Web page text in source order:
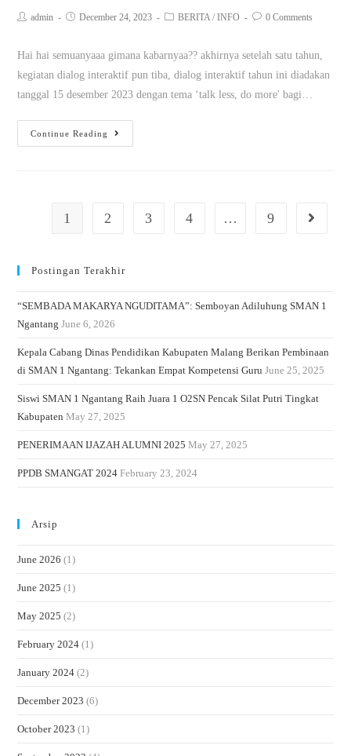
admin December 24, 2023 BERITA / INFO 0 Comments
Hai hai semuanyaaa gimana kabarnyaa?? akhirnya setelah satu tahun,
kegiatan dialog interaktif pun tiba, dialog interaktif tahun ini diadakan
tanggal 15 desember 2023 dengan tema ‘talk less, do more' bagi…
Continue Reading
1 2 3 4 … 9
Postingan Terakhir
“SEMBADA MAKARYA NGUDITAMA”: Semboyan Adiluhung SMAN 1
Ngantang June 6, 2026
Kepala Cabang Dinas Pendidikan Kabupaten Malang Berikan Pembinaan
di SMAN 1 Ngantang: Tekankan Empat Kompetensi Guru June 25, 2025
Siswi SMAN 1 Ngantang Raih Juara 1 O2SN Pencak Silat Putri Tingkat
Kabupaten May 27, 2025
PENERIMAAN IJAZAH ALUMNI 2025 May 27, 2025
PPDB SMANGAT 2024 February 23, 2024
Arsip
June 2026 (1)
June 2025 (1)
May 2025 (2)
February 2024 (1)
January 2024 (2)
December 2023 (6)
October 2023 (1)